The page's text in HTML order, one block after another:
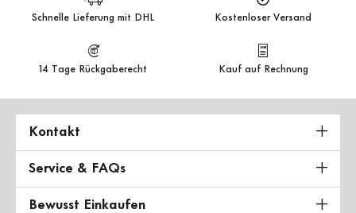
Schnelle Lieferung mit DHL Kostenloser Versand
14 Tage Rückgaberecht Kauf auf Rechnung
Kontakt
Service & FAQs
Bewusst Einkaufen